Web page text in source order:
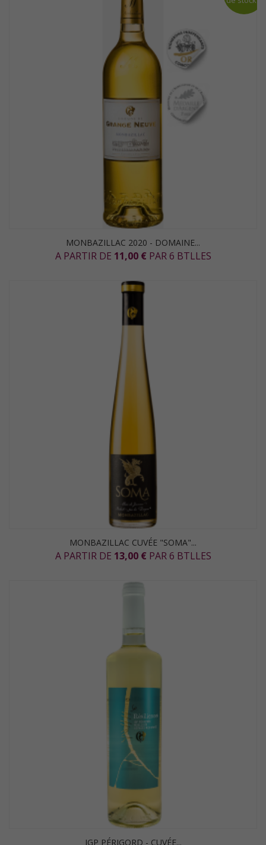
MONBAZILLAC 2020 - DOMAINE...
A PARTIR DE 11,00 € PAR 6 BTLLES
MONBAZILLAC CUVÉE "SOMA"...
A PARTIR DE 13,00 € PAR 6 BTLLES
IGP PÉRIGORD - CUVÉE...